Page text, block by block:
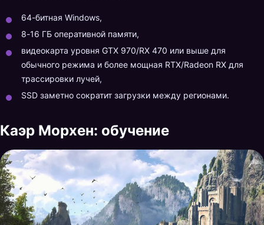
64-битная Windows,
8-16 ГБ оперативной памяти,
видеокарта уровня GTX 970/RX 470 или выше для
обычного режима и более мощная RTX/Radeon RX для
трассировки лучей,
SSD заметно сократит загрузки между регионами.
Каэр Морхен: обучение